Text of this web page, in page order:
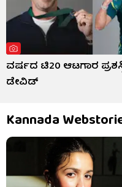
ವರ್ಷದ ಟಿ20 ಆಟಗಾರ
ಡೇವಿಡ್
Kannada